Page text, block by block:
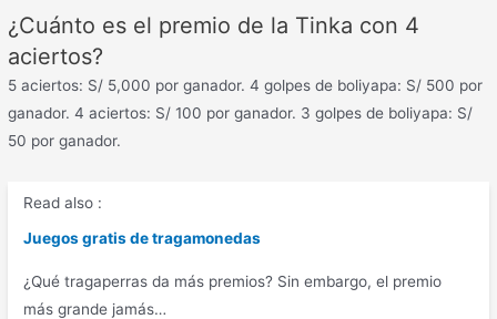
¿Cuánto es el premio de la Tinka con 4
aciertos?
5 aciertos: S/ 5,000 por ganador. 4 golpes de boliyapa: S/ 500 por
ganador. 4 aciertos: S/ 100 por ganador. 3 golpes de boliyapa: S/
50 por ganador.
Read also :
Juegos gratis de tragamonedas
¿Qué tragaperras da más premios? Sin embargo, el premio
más grande jamás…